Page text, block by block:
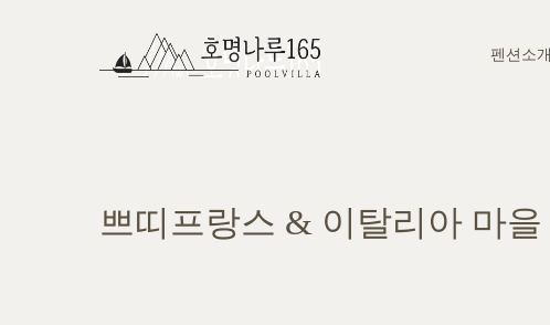
펜션소개
쁘띠프랑스 & 이탈리아 마을